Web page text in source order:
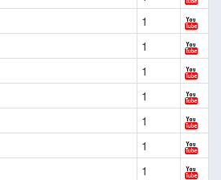
1
1
1
1
1
1
1